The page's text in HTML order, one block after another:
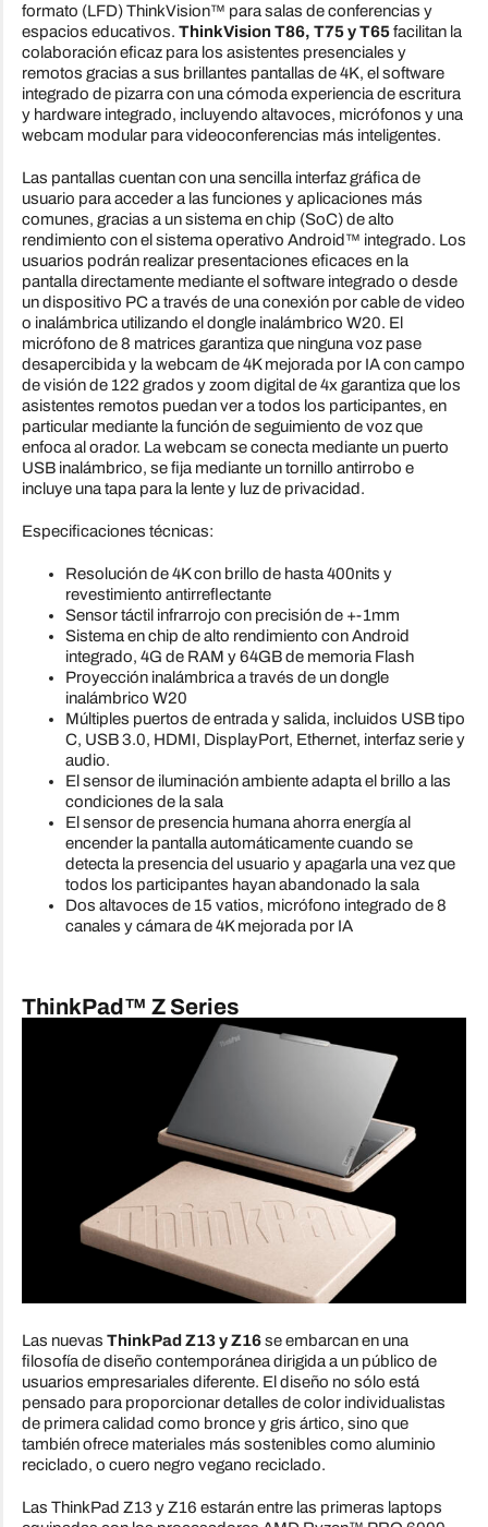
formato (LFD) ThinkVision™ para salas de conferencias y
espacios educativos. ThinkVision T86, T75 y T65facilitan la
colaboración eficaz para los asistentes presenciales y
remotos gracias a sus brillantes pantallas de 4K, el software
integrado de pizarra con una cómoda experiencia de escritura
y hardware integrado, incluyendo altavoces, micrófonos y una
webcam modular para videoconferencias más inteligentes.
Las pantallas cuentan con una sencilla interfaz gráfica de
usuario para acceder a las funciones y aplicaciones más
comunes, gracias a un sistema en chip (SoC) de alto
rendimiento con el sistema operativo Android™ integrado. Los
usuarios podrán realizar presentaciones eficaces en la
pantalla directamente mediante el software integrado o desde
un dispositivo PC a través de una conexión por cable de video
o inalámbrica utilizando el dongle inalámbrico W20. El
micrófono de 8 matrices garantiza que ninguna voz pase
desapercibida y la webcam de 4K mejorada por IA con campo
de visión de 122 grados y zoom digital de 4x garantiza que los
asistentes remotos puedan ver a todos los participantes, en
particular mediante la función de seguimiento de voz que
enfoca al orador. La webcam se conecta mediante un puerto
USB inalámbrico, se fija mediante un tornillo antirrobo e
incluye una tapa para la lente y luz de privacidad.
Especificaciones técnicas:
Resolución de 4K con brillo de hasta 400nits y
revestimiento antirreflectante
Sensor táctil infrarrojo con precisión de +-1mm
Sistema en chip de alto rendimiento con Android
integrado, 4G de RAM y 64GB de memoria Flash
Proyección inalámbrica a través de un dongle
inalámbrico W20
Múltiples puertos de entrada y salida, incluidos USB tipo
C, USB 3.0, HDMI, DisplayPort, Ethernet, interfaz serie y
audio.
El sensor de iluminación ambiente adapta el brillo a las
condiciones de la sala
El sensor de presencia humana ahorra energía al
encender la pantalla automáticamente cuando se
detecta la presencia del usuario y apagarla una vez que
todos los participantes hayan abandonado la sala
Dos altavoces de 15 vatios, micrófono integrado de 8
canales y cámara de 4K mejorada por IA
ThinkPad™ Z Series
Las nuevas ThinkPad Z13 y Z16se embarcan en una
filosofía de diseño contemporánea dirigida a un público de
usuarios empresariales diferente. El diseño no sólo está
pensado para proporcionar detalles de color individualistas
de primera calidad como bronce y gris ártico, sino que
también ofrece materiales más sostenibles como aluminio
reciclado, o cuero negro vegano reciclado.
Las ThinkPad Z13 y Z16 estarán entre las primeras laptops